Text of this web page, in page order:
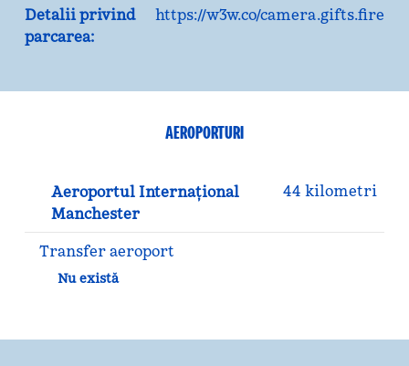
Detalii privind
parcarea:
https://w3w.co/camera.gifts.fire
AEROPORTURI
Aeroportul Internațional
Manchester
44 kilometri
Transfer aeroport
Nu există